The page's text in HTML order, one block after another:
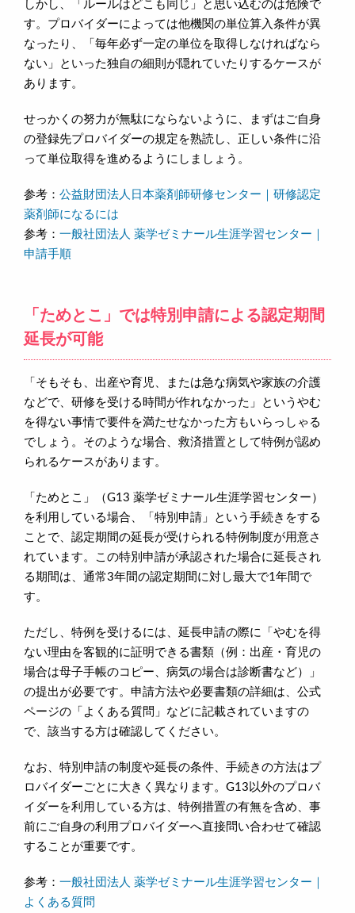
しかし、「ルールはどこも同じ」と思い込むのは危険で
す。プロバイダーによっては他機関の単位算入条件が異
なったり、「毎年必ず一定の単位を取得しなければなら
ない」といった独自の細則が隠れていたりするケースが
あります。
せっかくの努力が無駄にならないように、まずはご自身
の登録先プロバイダーの規定を熟読し、正しい条件に沿
って単位取得を進めるようにしましょう。
参考： 公益財団法人日本薬剤師研修センター｜研修認定
薬剤師になるには
参考： 一般社団法人 薬学ゼミナール生涯学習センター｜
申請手順
「ためとこ」では特別申請による認定期間
延長が可能
「そもそも、出産や育児、または急な病気や家族の介護
などで、研修を受ける時間が作れなかった」というやむ
を得ない事情で要件を満たせなかった方もいらっしゃる
でしょう。そのような場合、救済措置として特例が認め
られるケースがあります。
「ためとこ」（G13 薬学ゼミナール生涯学習センター）
を利用している場合、「特別申請」という手続きをする
ことで、認定期間の延長が受けられる特例制度が用意さ
れています。この特別申請が承認された場合に延長され
る期間は、通常3年間の認定期間に対し最大で1年間で
す。
ただし、特例を受けるには、延長申請の際に「やむを得
ない理由を客観的に証明できる書類（例：出産・育児の
場合は母子手帳のコピー、病気の場合は診断書など）」
の提出が必要です。申請方法や必要書類の詳細は、公式
ページの「よくある質問」などに記載されていますの
で、該当する方は確認してください。
なお、特別申請の制度や延長の条件、手続きの方法はプ
ロバイダーごとに大きく異なります。G13以外のプロバ
イダーを利用している方は、特例措置の有無を含め、事
前にご自身の利用プロバイダーへ直接問い合わせて確認
することが重要です。
参考： 一般社団法人 薬学ゼミナール生涯学習センター｜
よくある質問